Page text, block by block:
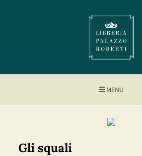
MENU
Gli squali